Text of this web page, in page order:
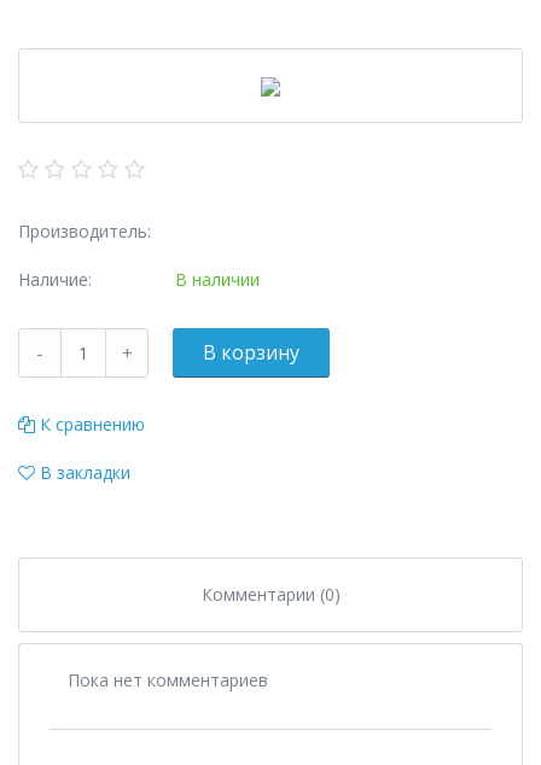
Производитель:
Наличие: В наличии
К сравнению
В закладки
Комментарии (0)
Пока нет комментариев